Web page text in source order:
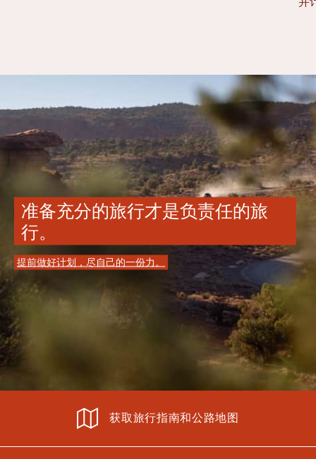
并
准备充分的旅行才是负责任的旅
行。
提前做好计划，尽自己的一份力。
获取旅行指南和公路地图